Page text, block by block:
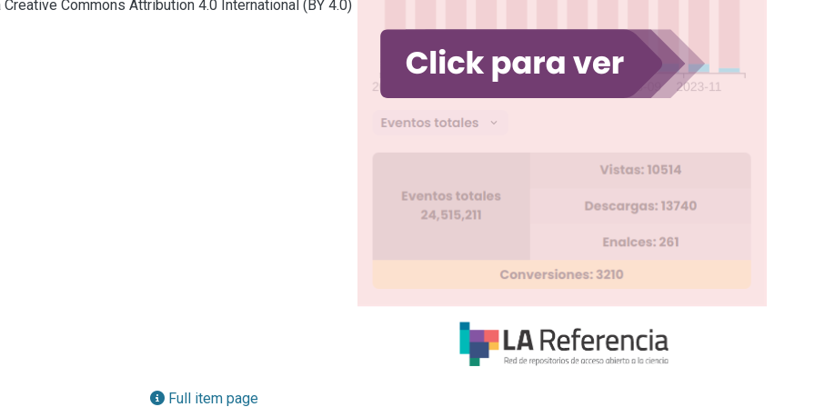
Commons Attribution 4.0 International (BY 4.0)
Full item page